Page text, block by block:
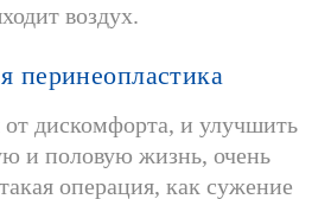
воздух.
перинеопластика
от дискомфорта, и улучшить
и половую жизнь, очень
операция, как сужение